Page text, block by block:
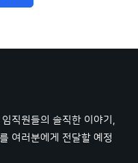
직원들의 솔직한 이야기,
여러분에게 전달할 예정